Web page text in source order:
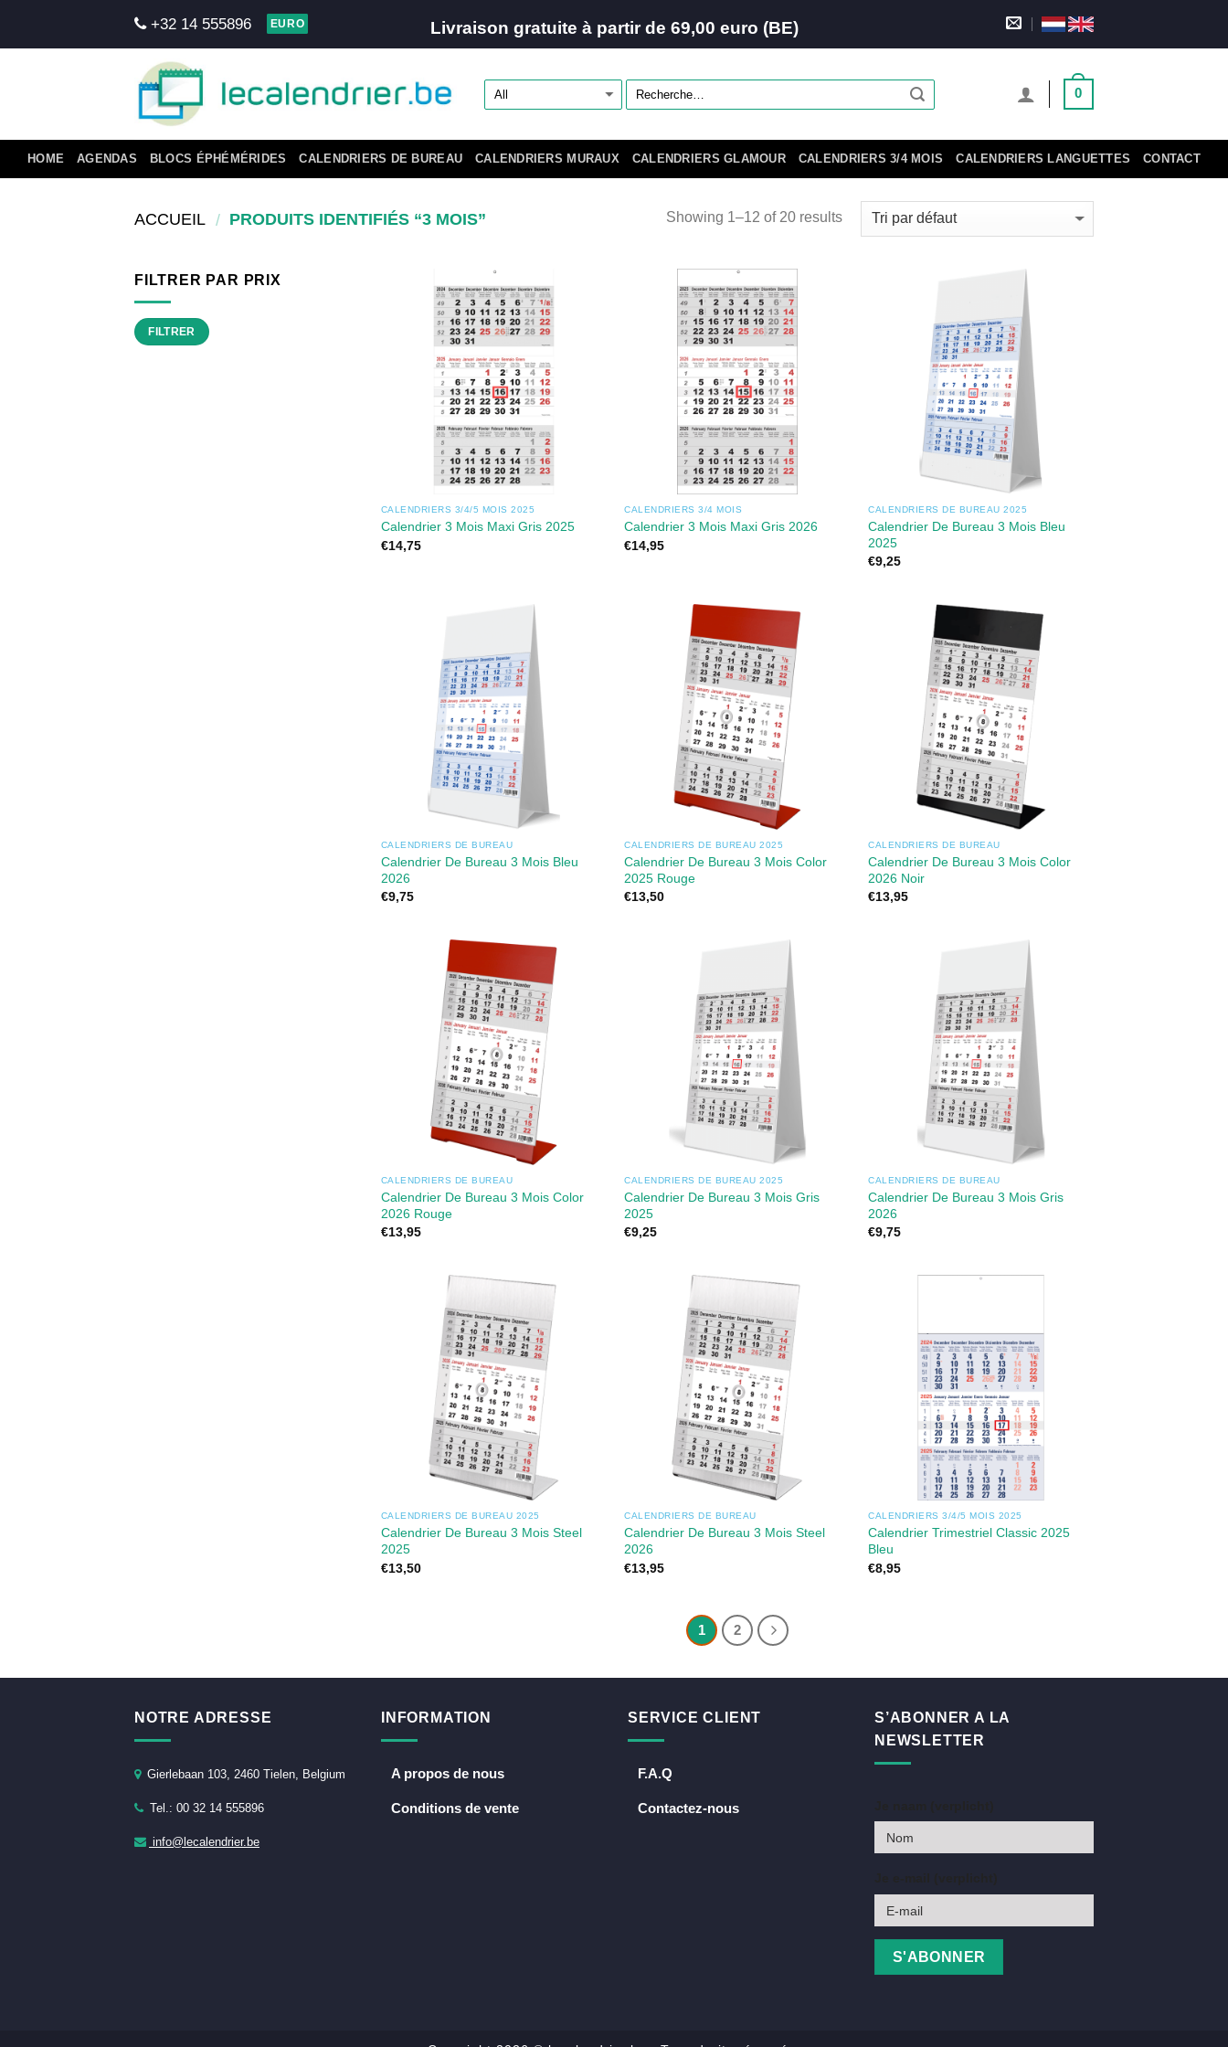
+32 14 555896 EURO Livraison gratuite à partir de 69,00 euro (BE)
0
HOME AGENDAS BLOCS ÉPHÉMÉRIDES CALENDRIERS DE BUREAU CALENDRIERS MURAUX CALENDRIERS GLAMOUR CALENDRIERS 3/4 MOIS CALENDRIERS LANGUETTES CONTACT
ACCUEIL / PRODUITS IDENTIFIÉS “3 MOIS” Showing 1–12 of 20 results
FILTRER PAR PRIX
Prix
min
Prix
maxFILTRER
CALENDRIERS 3/4/5 MOIS 2025
Calendrier 3 Mois Maxi Gris 2025
€14,75
CALENDRIERS 3/4 MOIS
Calendrier 3 Mois Maxi Gris 2026
€14,95
CALENDRIERS DE BUREAU 2025
Calendrier De Bureau 3 Mois Bleu
2025
€9,25
CALENDRIERS DE BUREAU
Calendrier De Bureau 3 Mois Bleu
2026
€9,75
CALENDRIERS DE BUREAU 2025
Calendrier De Bureau 3 Mois Color
2025 Rouge
€13,50
CALENDRIERS DE BUREAU
Calendrier De Bureau 3 Mois Color
2026 Noir
€13,95
CALENDRIERS DE BUREAU
Calendrier De Bureau 3 Mois Color
2026 Rouge
€13,95
CALENDRIERS DE BUREAU 2025
Calendrier De Bureau 3 Mois Gris
2025
€9,25
CALENDRIERS DE BUREAU
Calendrier De Bureau 3 Mois Gris
2026
€9,75
CALENDRIERS DE BUREAU 2025
Calendrier De Bureau 3 Mois Steel
2025
€13,50
CALENDRIERS DE BUREAU
Calendrier De Bureau 3 Mois Steel
2026
€13,95
CALENDRIERS 3/4/5 MOIS 2025
Calendrier Trimestriel Classic 2025
Bleu
€8,95
1 2
NOTRE ADRESSE
Gierlebaan 103, 2460 Tielen, Belgium
Tel.: 00 32 14 555896
info@lecalendrier.be
INFORMATION
A propos de nous
Conditions de vente
SERVICE CLIENT
F.A.Q
Contactez-nous
S’ABONNER A LA
NEWSLETTER